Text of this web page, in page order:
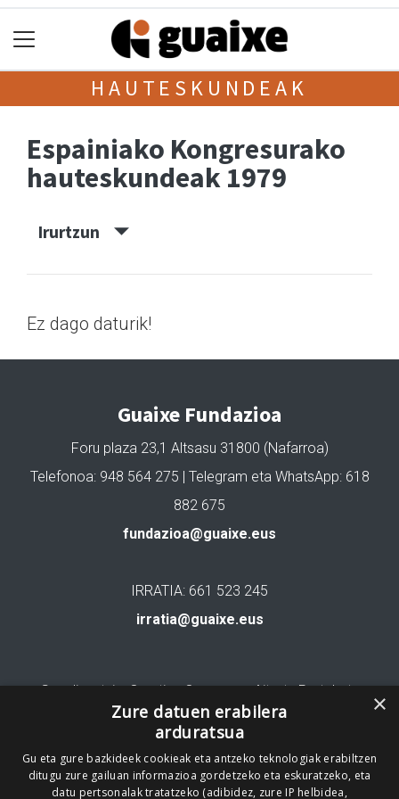
HAUTESKUNDEAK
Espainiako Kongresurako
hauteskundeak 1979
Irurtzun
Ez dago daturik!
Guaixe Fundazioa
Foru plaza 23,1 Altsasu 31800 (Nafarroa)
Telefonoa: 948 564 275 | Telegram eta WhatsApp: 618
882 675
fundazioa@guaixe.eus
IRRATIA: 661 523 245
irratia@guaixe.eus
Gure lizentzia: Creative Commons Aitortu Partekatu
Codesyntaxek garatua
×
Zure datuen erabilera
arduratsua
Gu eta gure bazkideek cookieak eta antzeko teknologiak erabiltzen
ditugu zure gailuan informazioa gordetzeko eta eskuratzeko, eta
datu pertsonalak tratatzeko (adibidez, zure IP helbidea,